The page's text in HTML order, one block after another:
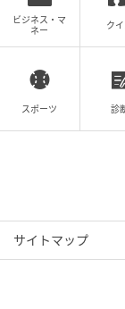
不安が拭えま
はこんなもん
じようには考
直に信じ切れま
ビジネス・マ
ネー
ク
スポーツ 診
サイトマップ